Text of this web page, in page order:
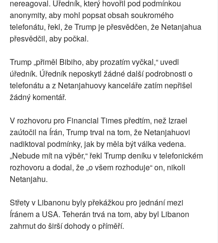
nereagoval. Úředník, který hovořil pod podmínkou
anonymity, aby mohl popsat obsah soukromého
telefonátu, řekl, že Trump je přesvědčen, že Netanjahua
přesvědčil, aby počkal.
Trump „přiměl Bibiho, aby prozatím vyčkal,“ uvedl
úředník. Úředník neposkytl žádné další podrobnosti o
telefonátu a z Netanjahuovy kanceláře zatím nepřišel
žádný komentář.
V rozhovoru pro Financial Times předtím, než Izrael
zaútočil na Írán, Trump trval na tom, že Netanjahuovi
nadiktoval podmínky, jak by měla být válka vedena.
„Nebude mít na výběr,“ řekl Trump deníku v telefonickém
rozhovoru a dodal, že „o všem rozhoduje“ on, nikoli
Netanjahu.
Střety v Libanonu byly překážkou pro jednání mezi
Íránem a USA. Teherán trvá na tom, aby byl Libanon
zahrnut do širší dohody o příměří.